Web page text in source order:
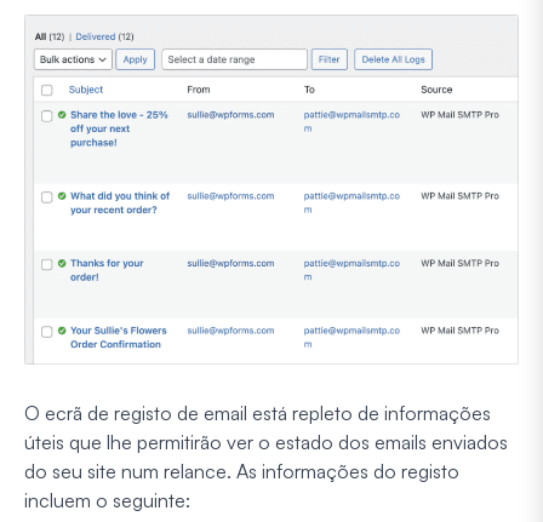
O ecrã de registo de email está repleto de informações
úteis que lhe permitirão ver o estado dos emails enviados
do seu site num relance. As informações do registo
incluem o seguinte: